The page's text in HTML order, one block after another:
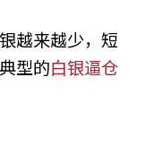
越来越少，短
型的白银逼仓